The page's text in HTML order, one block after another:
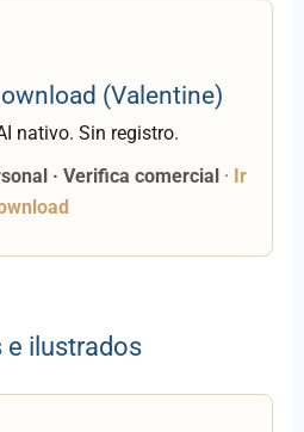
(Valentine)
nativo. Sin registro.
· Verifica comercial· Ir
e ilustrados